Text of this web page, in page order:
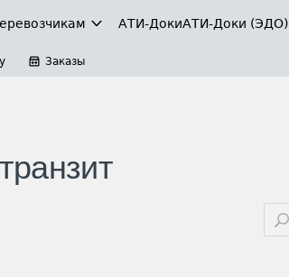
АТИ-ДокиАТИ-Доки (ЭДО)
Заказы